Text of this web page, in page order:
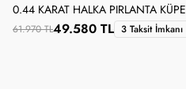
0.44 KARAT HALKA PIRLANTA KÜPE
61.970 TL49.580 TL 3 Taksit İmkanı